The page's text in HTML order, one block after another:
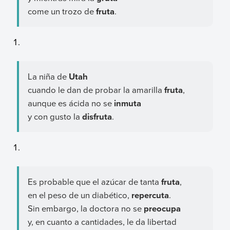
come un trozo defruta.
La niña de Utah
cuando le dan de probar la amarilla fruta,
aunque es ácida no se inmuta
y con gusto la disfruta.
Es probable que el azúcar de tanta fruta,
en el peso de un diabético, repercuta.
Sin embargo, la doctora no se preocupa
y, en cuanto a cantidades, le da libertad